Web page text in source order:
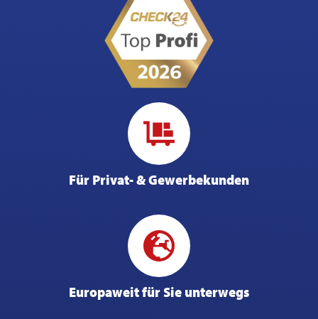
Für Privat- & Gewerbekunden
Europaweit für Sie unterwegs